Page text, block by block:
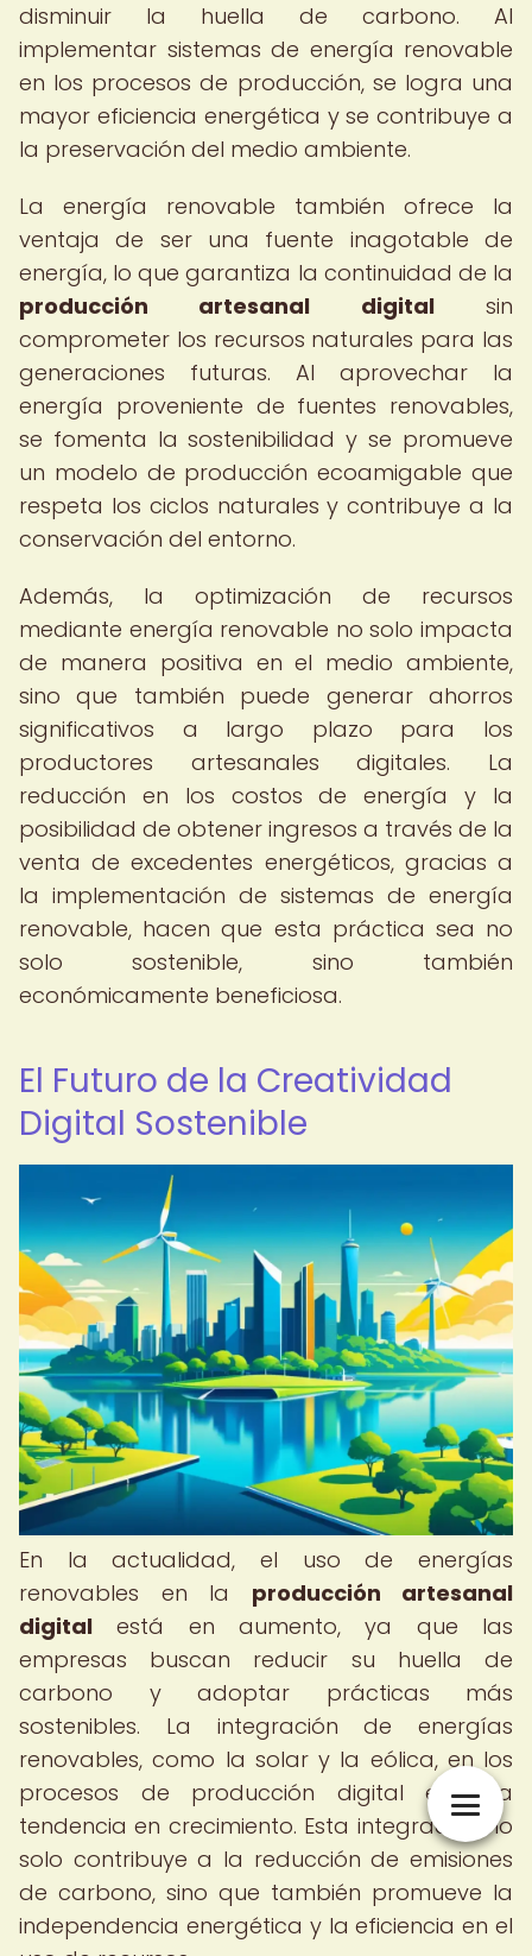
disminuir la huella de carbono. Al
implementar sistemas de energía renovable
en los procesos de producción, se logra una
mayor eficiencia energética y se contribuye a
la preservación del medio ambiente.
La energía renovable también ofrece la
ventaja de ser una fuente inagotable de
energía, lo que garantiza la continuidad de la
producción artesanal digitalsin
comprometer los recursos naturales para las
generaciones futuras. Al aprovechar la
energía proveniente de fuentes renovables,
se fomenta la sostenibilidad y se promueve
un modelo de producción ecoamigable que
respeta los ciclos naturales y contribuye a la
conservación del entorno.
Además, la optimización de recursos
mediante energía renovable no solo impacta
de manera positiva en el medio ambiente,
sino que también puede generar ahorros
significativos a largo plazo para los
productores artesanales digitales. La
reducción en los costos de energía y la
posibilidad de obtener ingresos a través de la
venta de excedentes energéticos, gracias a
la implementación de sistemas de energía
renovable, hacen que esta práctica sea no
solo sostenible, sino también
económicamente beneficiosa.
El Futuro de la Creatividad
Digital Sostenible
En la actualidad, el uso de energías
renovables en la producción artesanal
digital está en aumento, ya que las
empresas buscan reducir su huella de
carbono y adoptar prácticas más
sostenibles. La integración de energías
renovables, como la solar y la eólica, en los
procesos de producción digital es una
tendencia en crecimiento. Esta integración no
solo contribuye a la reducción de emisiones
de carbono, sino que también promueve la
independencia energética y la eficiencia en el